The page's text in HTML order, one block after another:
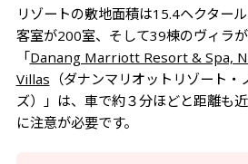
その他アクティビティ
その他施設
MADAME SON
WRITER’S BAR
GREATROOM
リゾートの敷地面積は15.4ヘクター
客室が200室、そして39棟のヴィラが
「Danang Marriott Resort & Spa,
Villas （ダナンマリオットリゾート
ズ）」は、 車で約３分ほどと距離も
に注意が必要です。